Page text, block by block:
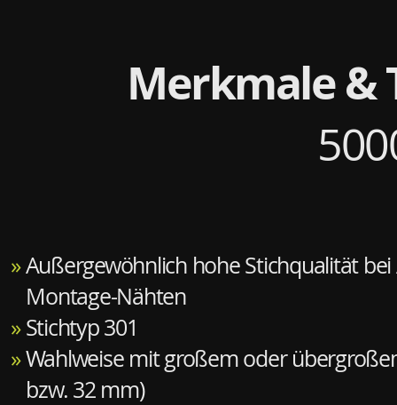
Merkmale &
»Außergewöhnlich hohe Stichqualität
Montage-Nähten
»Stichtyp 301
»Wahlweise mit großem oder
bzw. 32 mm)